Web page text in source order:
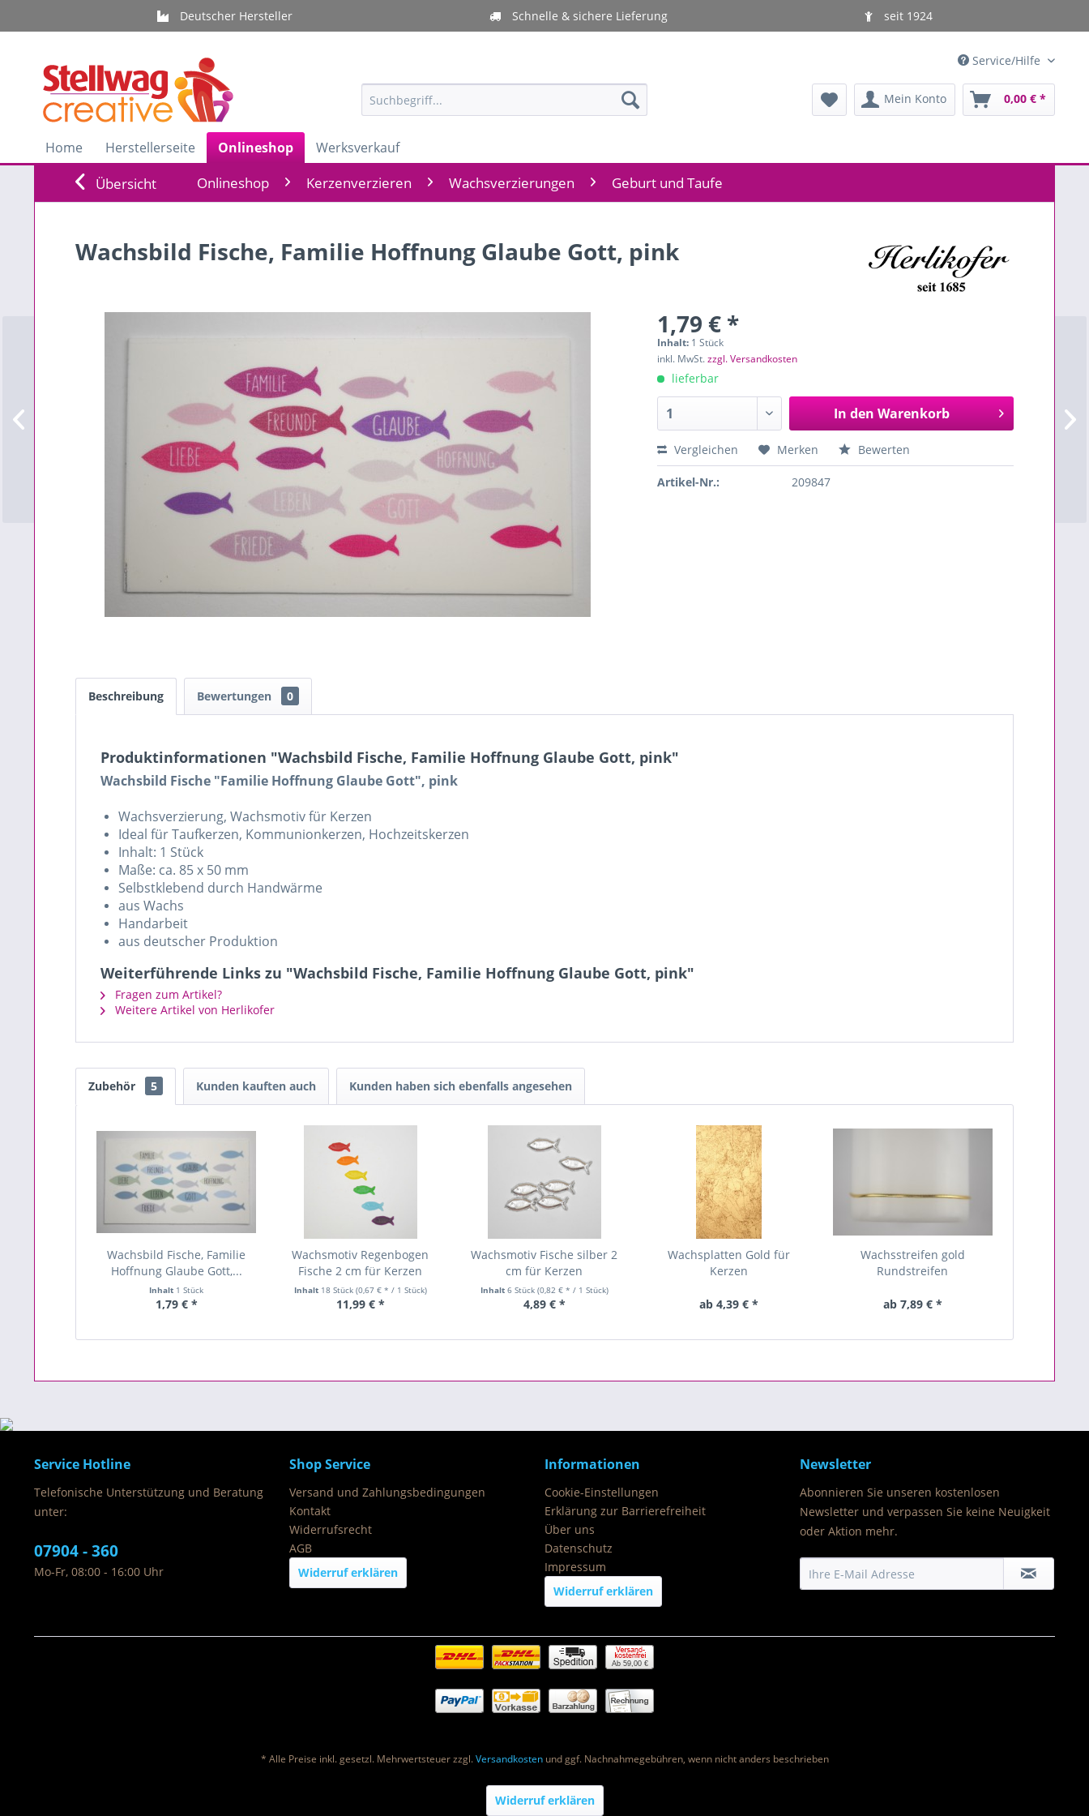
Deutscher Hersteller Schnelle & sichere Lieferung seit 1924
Service/Hilfe
Mein Konto 0,00 € *
Home Herstellerseite Onlineshop Werksverkauf
Übersicht Onlineshop Kerzenverzieren Wachsverzierungen Geburt und Taufe
Wachsbild Fische, Familie Hoffnung Glaube Gott, pink
1,79 € *
Inhalt: 1 Stück
inkl. MwSt.zzgl. Versandkosten
lieferbar
In den Warenkorb
Vergleichen Merken Bewerten
Artikel-Nr.: 209847
Beschreibung Bewertungen 0
Produktinformationen "Wachsbild Fische, Familie Hoffnung Glaube Gott, pink"
Wachsbild Fische "Familie Hoffnung Glaube Gott", pink
Wachsverzierung, Wachsmotiv für Kerzen
Ideal für Taufkerzen, Kommunionkerzen, Hochzeitskerzen
Inhalt: 1 Stück
Maße: ca. 85 x 50 mm
Selbstklebend durch Handwärme
aus Wachs
Handarbeit
aus deutscher Produktion
Weiterführende Links zu "Wachsbild Fische, Familie Hoffnung Glaube Gott, pink"
Fragen zum Artikel?
Weitere Artikel von Herlikofer
Zubehör 5 Kunden kauften auch Kunden haben sich ebenfalls angesehen
Wachsbild Fische, Familie
Hoffnung Glaube Gott,...
Inhalt 1 Stück
1,79 € *
Wachsmotiv Regenbogen
Fische 2 cm für Kerzen
Inhalt 18 Stück (0,67 € * / 1 Stück)
11,99 € *
Wachsmotiv Fische silber 2
cm für Kerzen
Inhalt 6 Stück (0,82 € * / 1 Stück)
4,89 € *
Wachsplatten Gold für
Kerzen
ab 4,39 € *
Wachsstreifen gold
Rundstreifen
ab 7,89 € *
Service Hotline
Telefonische Unterstützung und Beratung
unter:
07904 - 360
Mo-Fr, 08:00 - 16:00 Uhr
Shop Service
Versand und Zahlungsbedingungen
Kontakt
Widerrufsrecht
AGB
Widerruf erklären
Informationen
Cookie-Einstellungen
Erklärung zur Barrierefreiheit
Über uns
Datenschutz
Impressum
Widerruf erklären
Newsletter
Abonnieren Sie unseren kostenlosen
Newsletter und verpassen Sie keine Neuigkeit
oder Aktion mehr.
Ab 59,00 €
* Alle Preise inkl. gesetzl. Mehrwertsteuer zzgl.Versandkostenund ggf. Nachnahmegebühren, wenn nicht anders beschrieben
Widerruf erklären